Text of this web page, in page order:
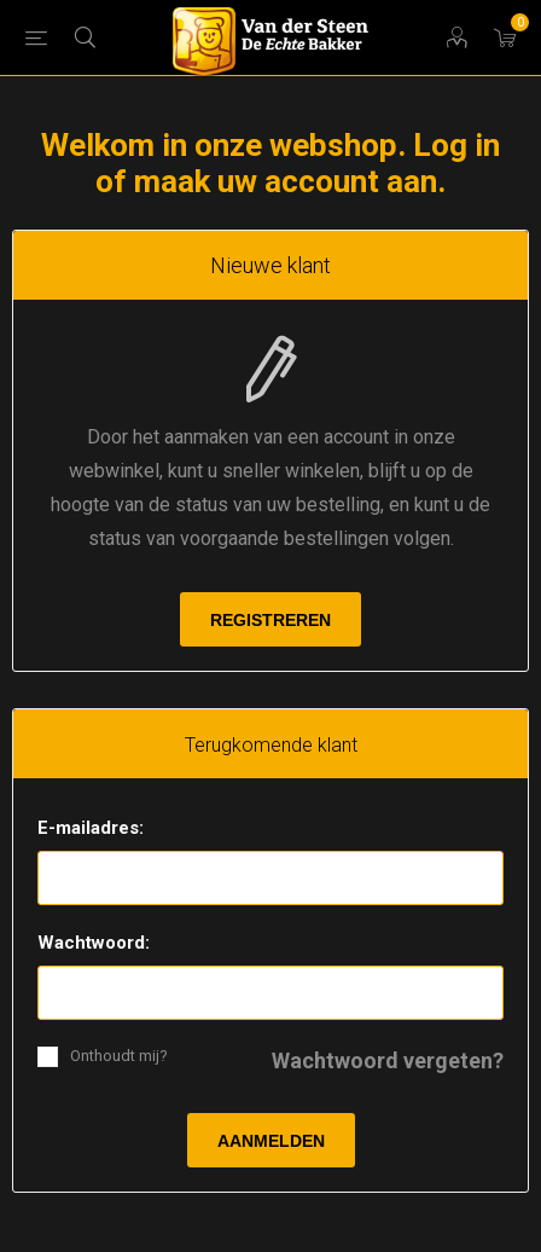
0
Welkom in onze webshop. Log in
of maak uw account aan.
Nieuwe klant
Door het aanmaken van een account in onze
webwinkel, kunt u sneller winkelen, blijft u op de
hoogte van de status van uw bestelling, en kunt u de
status van voorgaande bestellingen volgen.
Terugkomende klant
E-mailadres:
Wachtwoord:
Wachtwoord vergeten?
Onthoudt mij?